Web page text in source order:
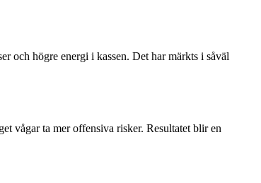
och högre energi i kassen. Det har märkts i såväl
vågar ta mer offensiva risker. Resultatet blir en